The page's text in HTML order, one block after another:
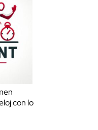
con lo